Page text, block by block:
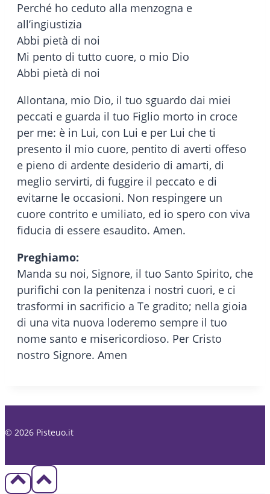
Perché ho ceduto alla menzogna e
all’ingiustizia
Abbi pietà di noi
Mi pento di tutto cuore, o mio Dio
Abbi pietà di noi
Allontana, mio Dio, il tuo sguardo dai miei
peccati e guarda il tuo Figlio morto in croce
per me: è in Lui, con Lui e per Lui che ti
presento il mio cuore, pentito di averti offeso
e pieno di ardente desiderio di amarti, di
meglio servirti, di fuggire il peccato e di
evitarne le occasioni. Non respingere un
cuore contrito e umiliato, ed io spero con viva
fiducia di essere esaudito. Amen.
Preghiamo:
Manda su noi, Signore, il tuo Santo Spirito, che
purifichi con la penitenza i nostri cuori, e ci
trasformi in sacrificio a Te gradito; nella gioia
di una vita nuova loderemo sempre il tuo
nome santo e misericordioso. Per Cristo
nostro Signore. Amen
© 2026 Pisteuo.it